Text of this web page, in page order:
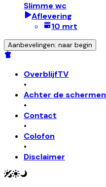
Slimme wc
Aflevering
10 mrt
Aanbevelingen: naar begin
OverblijfTV
•
Achter de schermen
•
Contact
•
Colofon
•
Disclaimer